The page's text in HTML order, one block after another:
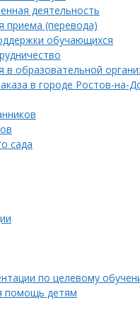
деятельность
приема (перевода)
обучающихся
в образовательной
в городе Ростов-на-
сада
по целевому
помощь детям